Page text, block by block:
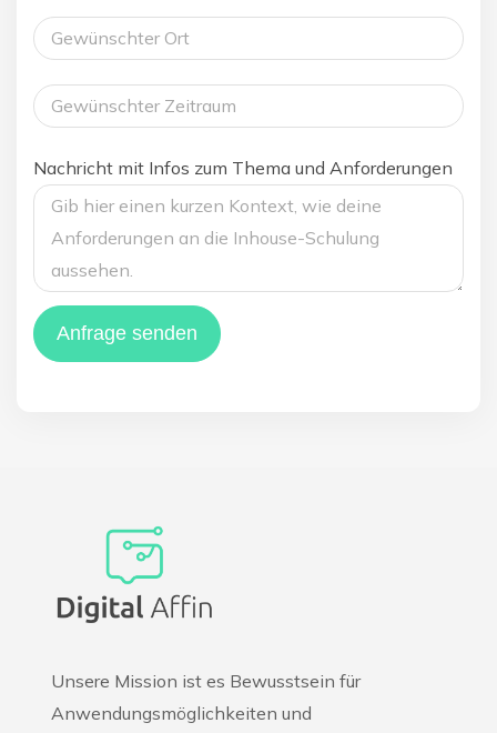
Nachricht mit Infos zum Thema und Anforderungen
Anfrage senden
Unsere Mission ist es Bewusstsein für
Anwendungsmöglichkeiten und